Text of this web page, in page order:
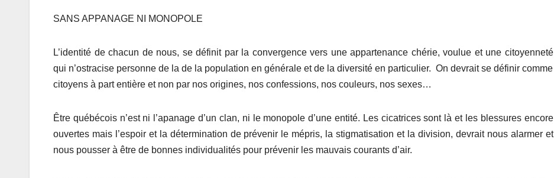
SANS APPANAGE NI MONOPOLE
L’identité de chacun de nous, se définit par la convergence vers une appartenance chérie, voulue et une citoyenneté
qui n’ostracise personne de la de la population en générale et de la diversité en particulier. On devrait se définir comme
citoyens à part entière et non par nos origines, nos confessions, nos couleurs, nos sexes…
Être québécois n’est ni l’apanage d’un clan, ni le monopole d’une entité. Les cicatrices sont là et les blessures encore
ouvertes mais l’espoir et la détermination de prévenir le mépris, la stigmatisation et la division, devrait nous alarmer et
nous pousser à être de bonnes individualités pour prévenir les mauvais courants d’air.